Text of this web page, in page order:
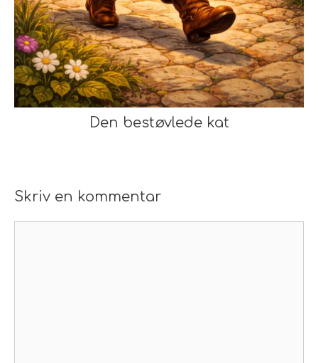
Den bestøvlede kat
Skriv en kommentar